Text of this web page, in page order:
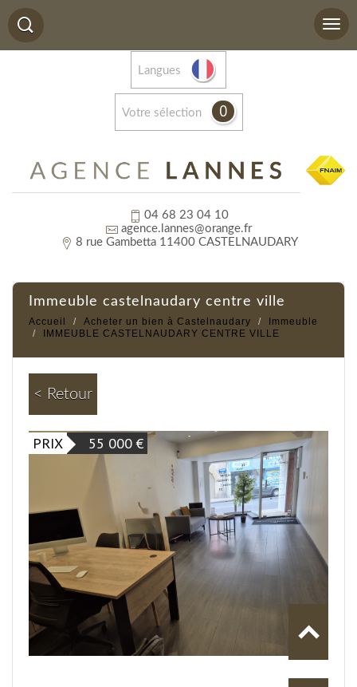
Langues
votre sélection 0
04 68 23 04 10
agence.lannes@orange.fr
8 rue Gambetta 11400 CASTELNAUDARY
immeuble castelnaudary centre ville
Accueil Acheter un bien à Castelnaudary
Immeuble
IMMEUBLE CASTELNAUDARY CENTRE VILLE
< Retour
PRIX 55 000 €